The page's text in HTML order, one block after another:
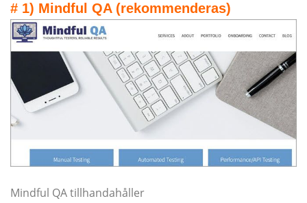
# 1) Mindful QA (rekommenderas)
Mindful QA tillhandahåller